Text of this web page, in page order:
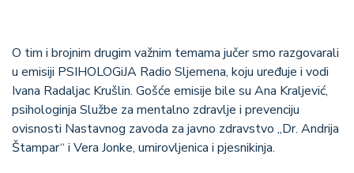
O tim i brojnim drugim važnim temama jučer smo razgovarali
u emisiji PSIHOLOGiJA Radio Sljemena, koju uređuje i vodi
Ivana Radaljac Krušlin. Gošće emisije bile su Ana Kraljević,
psihologinja Službe za mentalno zdravlje i prevenciju
ovisnosti Nastavnog zavoda za javno zdravstvo „Dr. Andrija
Štampar“ i Vera Jonke, umirovljenica i pjesnikinja.